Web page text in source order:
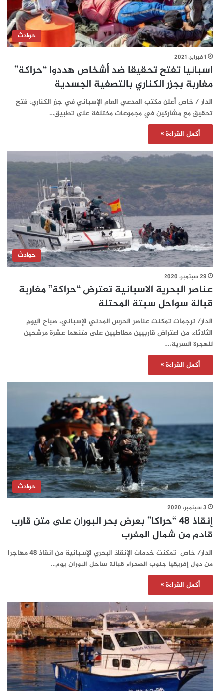
حوادث
1 فبراير، 2021
اسبانيا تفتح تحقيقا ضد أشخاص هددوا “حراكة”
مغاربة بجزر الكناري بالتصفية الجسدية
الدار / خاص أعلن مكتب المدعي العام الإسباني في جزر الكناري، فتح
تحقيق مع مشاركين في مجموعات مختلفة على تطبيق…
أكمل القراءة »
حوادث
29 سبتمبر، 2020
عناصر البحرية الاسبانية تعترض “حراكة” مغاربة
قبالة سواحل سبتة المحتلة
الدار/ ترجمات تمكنت عناصر الحرس المدني الإسباني، صباح اليوم
الثلاثاء، من اعتراض قاربيين مطاطيين على متنهما عشرة مرشحين
للهجرة السرية،…
أكمل القراءة »
حوادث
3 سبتمبر، 2020
إنقاذ 48 “حراكا” بعرض بحر البوران على متن قارب
قادم من شمال المغرب
الدار/ خاص تمكنت خدمات الإنقاذ البحري الإسبانية من انقاذ 48 مهاجرا
من دول إفريقيا جنوب الصحراء قبالة ساحل البوران يوم…
أكمل القراءة »